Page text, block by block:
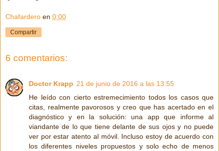
Chafardero en 0:00
Compartir
6 comentarios:
Doctor Krapp 21 de junio de 2016 a las 13:55
He leído con cierto estremecimiento todos los casos que
citas, realmente pavorosos y creo que has acertado en el
diagnóstico y en la solución: una app que informe al
viandante de lo que tiene delante de sus ojos y no puede
ver por estar atento al móvil. Incluso estoy de acuerdo con
los diferentes niveles propuestos y solo echo de menos